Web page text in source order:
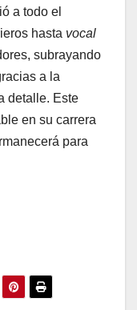
a todo el
hasta vocal
subrayando
a la
detalle. Este
en su carrera
para